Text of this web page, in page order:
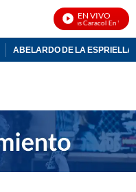
EN VIVO
Noticias Caracol En Vivo
ABELARDO DE LA ESPRIELLA